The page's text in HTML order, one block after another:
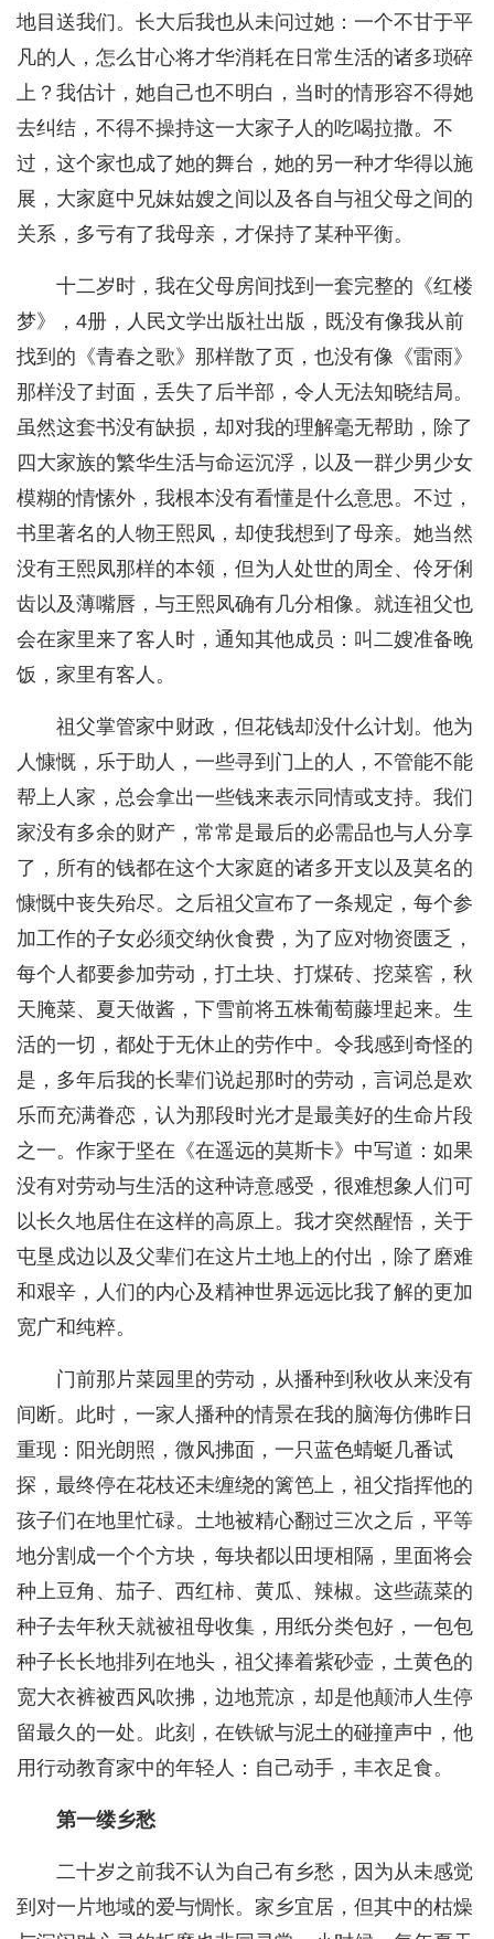
地目送我们。长大后我也从未问过她：一个不甘于平
凡的人，怎么甘心将才华消耗在日常生活的诸多琐碎
上？我估计，她自己也不明白，当时的情形容不得她
去纠结，不得不操持这一大家子人的吃喝拉撒。不
过，这个家也成了她的舞台，她的另一种才华得以施
展，大家庭中兄妹姑嫂之间以及各自与祖父母之间的
关系，多亏有了我母亲，才保持了某种平衡。
十二岁时，我在父母房间找到一套完整的《红楼
梦》，4册，人民文学出版社出版，既没有像我从前
找到的《青春之歌》那样散了页，也没有像《雷雨》
那样没了封面，丢失了后半部，令人无法知晓结局。
虽然这套书没有缺损，却对我的理解毫无帮助，除了
四大家族的繁华生活与命运沉浮，以及一群少男少女
模糊的情愫外，我根本没有看懂是什么意思。不过，
书里著名的人物王熙凤，却使我想到了母亲。她当然
没有王熙凤那样的本领，但为人处世的周全、伶牙俐
齿以及薄嘴唇，与王熙凤确有几分相像。就连祖父也
会在家里来了客人时，通知其他成员：叫二嫂准备晚
饭，家里有客人。
祖父掌管家中财政，但花钱却没什么计划。他为
人慷慨，乐于助人，一些寻到门上的人，不管能不能
帮上人家，总会拿出一些钱来表示同情或支持。我们
家没有多余的财产，常常是最后的必需品也与人分享
了，所有的钱都在这个大家庭的诸多开支以及莫名的
慷慨中丧失殆尽。之后祖父宣布了一条规定，每个参
加工作的子女必须交纳伙食费，为了应对物资匮乏，
每个人都要参加劳动，打土块、打煤砖、挖菜窖，秋
天腌菜、夏天做酱，下雪前将五株葡萄藤埋起来。生
活的一切，都处于无休止的劳作中。令我感到奇怪的
是，多年后我的长辈们说起那时的劳动，言词总是欢
乐而充满眷恋，认为那段时光才是最美好的生命片段
之一。作家于坚在《在遥远的莫斯卡》中写道：如果
没有对劳动与生活的这种诗意感受，很难想象人们可
以长久地居住在这样的高原上。我才突然醒悟，关于
屯垦戍边以及父辈们在这片土地上的付出，除了磨难
和艰辛，人们的内心及精神世界远远比我了解的更加
宽广和纯粹。
门前那片菜园里的劳动，从播种到秋收从来没有
间断。此时，一家人播种的情景在我的脑海仿佛昨日
重现：阳光朗照，微风拂面，一只蓝色蜻蜓几番试
探，最终停在花枝还未缠绕的篱笆上，祖父指挥他的
孩子们在地里忙碌。土地被精心翻过三次之后，平等
地分割成一个个方块，每块都以田埂相隔，里面将会
种上豆角、茄子、西红柿、黄瓜、辣椒。这些蔬菜的
种子去年秋天就被祖母收集，用纸分类包好，一包包
种子长长地排列在地头，祖父捧着紫砂壶，土黄色的
宽大衣裤被西风吹拂，边地荒凉，却是他颠沛人生停
留最久的一处。此刻，在铁锨与泥土的碰撞声中，他
用行动教育家中的年轻人：自己动手，丰衣足食。
第一缕乡愁
二十岁之前我不认为自己有乡愁，因为从未感觉
到对一片地域的爱与惆怅。家乡宜居，但其中的枯燥